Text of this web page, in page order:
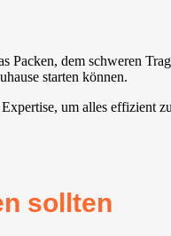
Packen, dem schweren
starten können.
um alles effizient
sollten